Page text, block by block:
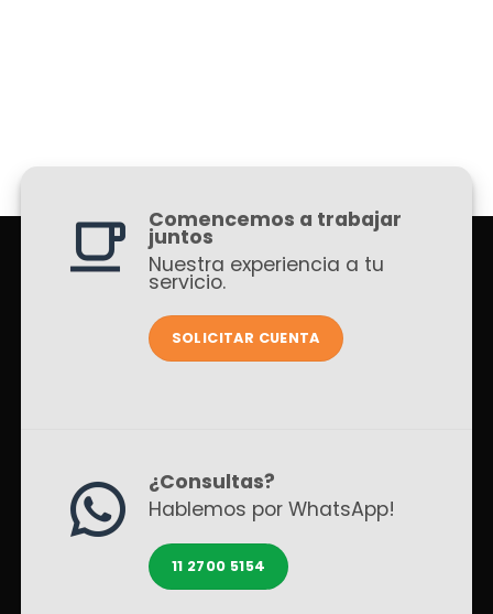
Comencemos a trabajar
juntos
Nuestra experiencia a tu
servicio.
SOLICITAR CUENTA
¿Consultas?
Hablemos por WhatsApp!
11 2700 5154